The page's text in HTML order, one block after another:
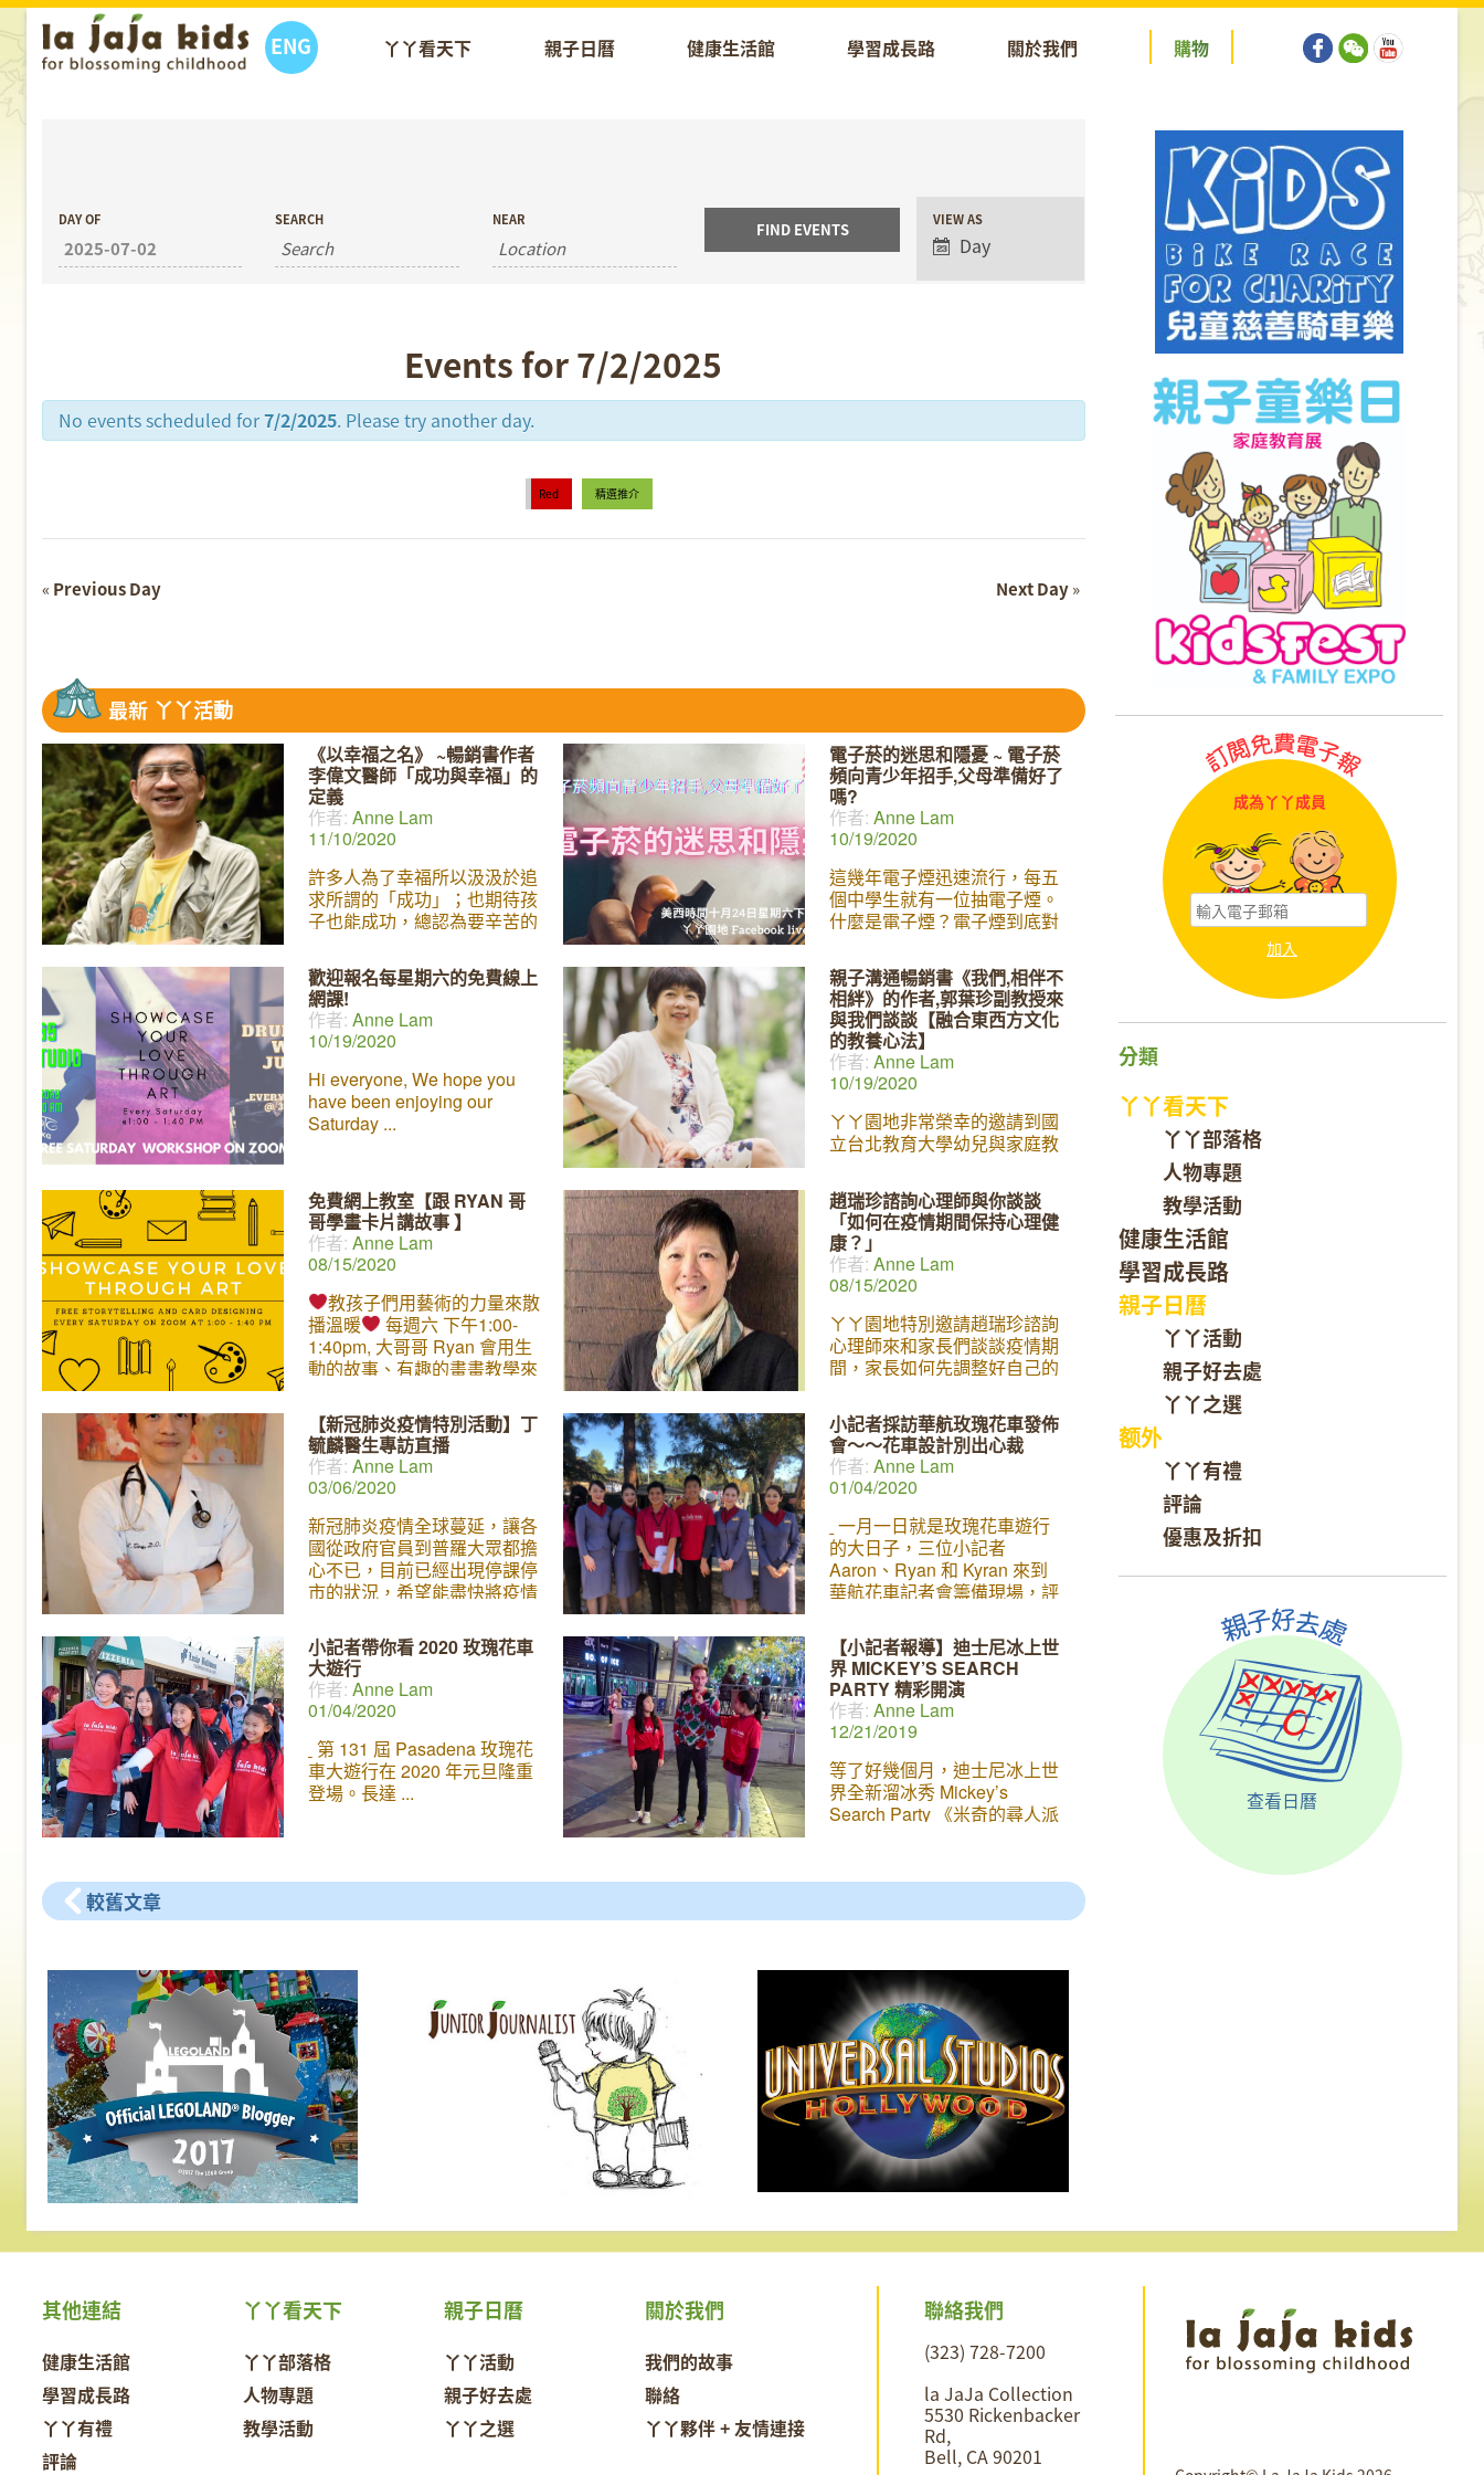
ENG 丫丫看天下 親子日曆 健康生活館 學習成長路 關於我們 購物
Event
Views
Navigation
VIEW AS
Day
DAY OF SEARCH NEAR
Events for 7/2/2025
No events scheduled for7/2/2025. Please try another day.
Red 精選推介
Day
« Previous Day Next Day»
最新丫丫活動
《以幸福之名》 ~暢銷書作者
李偉文醫師「成功與幸福」的
定義
作者: Anne Lam
11/10/2020
許多人為了幸福所以汲汲於追
求所謂的「成功」；也期待孩
子也能成功，總認為要辛苦的
的生活。然而，什麼是幸福的
感覺？ 每個人對「成功」的定
義都不同，但若是只以財富多
寡，事業地位高低來定義「成
功」，就會忽視了其他生命中
更具價值但無法衡量的瑰寶。
暢銷書作者、醫生、自我實現
家、環保工作者李偉文醫師將
在 11月21號和LaJaJa Kids的
義。擁有一個美滿家庭的他，
將會和我們大家分享一些簡單
又容易實踐的方法，讓幸福成
為親子和家人之間一種持續的
感覺。11月21號 星期六晚上
7點 (PST), 我們ㄚㄚ園地
Facebook Live見!
電子菸的迷思和隱憂 ~ 電子菸
頻向青少年招手,父母準備好了
嗎?
作者: Anne Lam
10/19/2020
這幾年電子煙迅速流行，每五
個中學生就有一位抽電子煙。
什麼是電子煙？電子煙到底對
麼吸引青少年？即使你的孩子
不抽電子菸,做父母的我們對電
子菸的了解也是非常必須的。
電子菸頻向青少年招手,父母準
備好了嗎? 丫ㄚ園地特別邀請
我們的好朋友Irene 和她的孩
子Dimitri Lin，一位積極參與
電子煙防制活動的高中生，以
其觀察與研究的經驗，來跟華
的問題。 Dimitri 在高中階段
ㄧ直在學校及社區做電子煙的
教育防制活動，在2019年發起
禁電子煙廣告petition, 在短短
三週就獲得三萬人的簽署，他
也與參眾議員開會討論青少年
的電子煙議題，目前積極參與
美國癌症協會的活動。 以下是
Irene 為此活動的介紹, 邀請您
歡迎報名每星期六的免費線上
網課!
作者: Anne Lam
10/19/2020
Hi everyone, We hope you
have been enjoying our
Saturday
親子溝通暢銷書《我們,相伴不
相絆》的作者,郭葉珍副教授來
與我們談談【融合東西方文化
的教養心法】
作者: Anne Lam
10/19/2020
ㄚㄚ園地非常榮幸的邀請到國
立台北教育大學幼兒與家庭教
們談談談她與孩子的相處故
事。 郭葉珍老師是親子溝通暢
銷書《我們,相伴不相絆》的作
者，有著最暖心的「國民媽
媽」之稱, 她的 一篇文章觸動
30萬顆媽媽的心, 引來媒體競
相報導。 觀看直播請
到: https://www.facebook.com/watch/?
v=807512436687142
免費網上教室【跟 RYAN 哥
哥學畫卡片講故事 】
作者: Anne Lam
08/15/2020
教孩子們用藝術的力量來散
播溫暖
每週六 下午1:00-
1:40pm, 大哥哥 Ryan 會用生
動的故事、有趣的畫畫教學來
Limestone Manor，獻上我們
的關懷。 如果無法上課也沒有
關係喔，只要在任何時間將畫
好的卡片或者圖畫
趙瑞珍諮詢心理師與你談談
「如何在疫情期間保持心理健
康？」
作者: Anne Lam
08/15/2020
ㄚㄚ園地特別邀請趙瑞珍諮詢
心理師來和家長們談談疫情期
間，家長如何先調整好自己的
養和學習。
【新冠肺炎疫情特別活動】丁
毓麟醫生專訪直播
作者: Anne Lam
03/06/2020
新冠肺炎疫情全球蔓延，讓各
國從政府官員到普羅大眾都擔
心不已，目前已經出現停課停
市的狀況，希望能盡快將疫情
直緊貼事態發展，在上星期把
握機會與一位重要人物進行採
訪，就是在上個月擔任美國武
漢撤僑專機機長～～丁毓麟醫
師 Dr. J. Ting !
長的丁醫生是一位非常傑出與
特別的人物，這次美國由武漢
撤僑的專機也是由他負責駕
特約醫師，擁有多年豐富臨床
他和大家分享他的人生經歷，
美的經過，並分享有關防疫的
專業知識和重要資訊，更現場
接受觀眾的線上提問。
小記者採訪華航玫瑰花車發佈
會～～花車設計別出心裁
作者: Anne Lam
01/04/2020
一月一日就是玫瑰花車遊行
的大日子，三位小記者
Aaron、Ryan 和 Kyran 來到
華航花車記者會籌備現場，評
大獎將會花落誰家？ 今年中華
航空公司再度參與盛典, 花車
主題是「台灣築夢飛翔」
(Dreams
小記者帶你看 2020 玫瑰花車
大遊行
作者: Anne Lam
01/04/2020
第 131 屆 Pasadena 玫瑰花
車大遊行在 2020 年元旦隆重
登場。長達
【小記者報導】迪士尼冰上世
界 MICKEY’S SEARCH
PARTY 精彩開演
作者: Anne Lam
12/21/2019
等了好幾個月，迪士尼冰上世
界全新溜冰秀 Mickey’s
Search Party 《米奇的尋人派
Moana、美女與野獸、小美人
拉丁等精采卡通人物外，還有
較舊文章
分類
丫丫看天下
丫丫部落格
人物專題
教學活動
健康生活館
學習成長路
親子日曆
丫丫活動
親子好去處
丫丫之選
额外
丫丫有禮
評論
優惠及折扣
成為丫丫成員
查看日曆
其他連結
健康生活館
學習成長路
丫丫有禮
評論
丫丫看天下
丫丫部落格
人物專題
教學活動
關於我們
我們的故事
聯絡
丫丫夥伴 + 友情連接
親子日曆
丫丫活動
親子好去處
丫丫之選
聯絡我們
(323) 728-7200
la JaJa Collection
5530 Rickenbacker
Rd,
Bell, CA 90201